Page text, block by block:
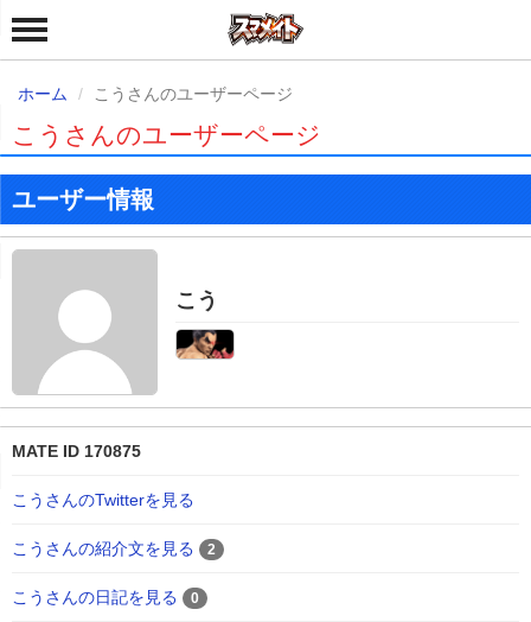
ホーム こうさんのユーザーページ
こうさんのユーザーページ
ユーザー情報
こう
MATE ID 170875
こうさんのTwitterを見る
こうさんの紹介文を見る 2
こうさんの日記を見る 0